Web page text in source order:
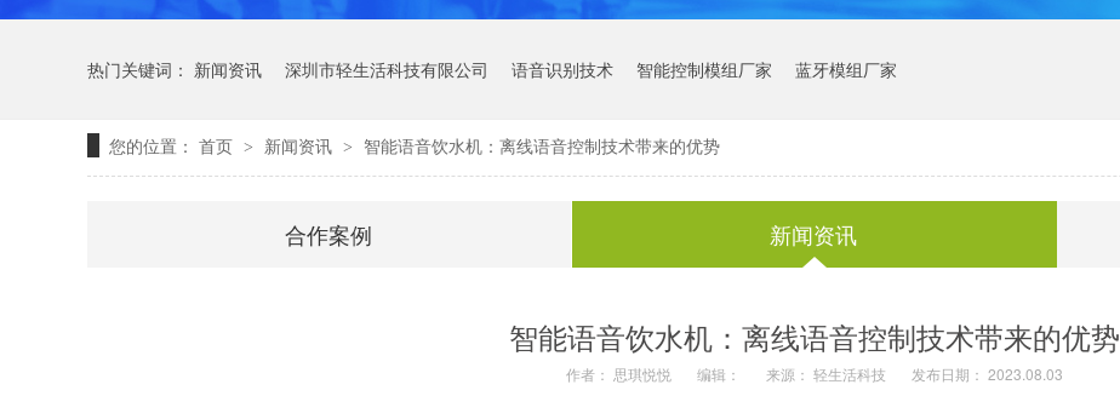
热门关键词： 新闻资讯 深圳市轻生活科技有限公司 语音识别技术 智能控制模组厂家 蓝牙模组厂家
您的位置： 首页 > 新闻资讯 > 智能语音饮水机：离线语音控制技术带来的优势
合作案例 新闻资讯
智能语音饮水机：离线语音控制技术带来的优势
作者： 思琪悦悦 编辑： 来源： 轻生活科技 发布日期： 2023.08.03